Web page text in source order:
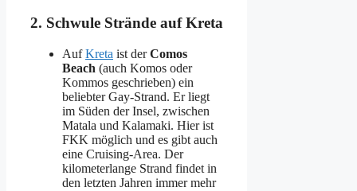
2. Schwule Strände auf Kreta
AufKreta ist derComos
Beach (auch Komos oder
Kommos geschrieben) ein
beliebter Gay-Strand. Er liegt
im Süden der Insel, zwischen
Matala und Kalamaki. Hier ist
FKK möglich und es gibt auch
eine Cruising-Area. Der
kilometerlange Strand findet in
den letzten Jahren immer mehr